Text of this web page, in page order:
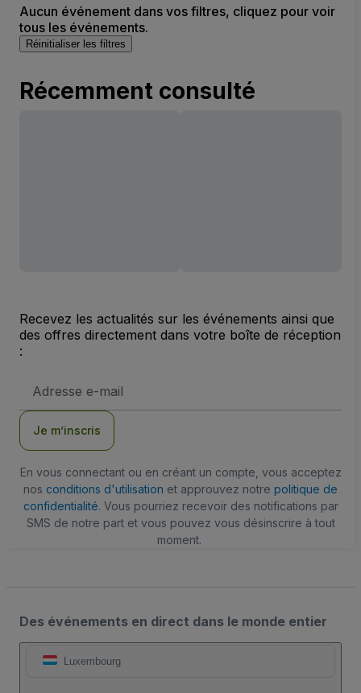
Aucun événement dans vos filtres, cliquez pour voir
tous les événements.
Réinitialiser les filtres
Récemment consulté
Recevez les actualités sur les événements ainsi que
des offres directement dans votre boîte de réception
:
e-
Je m’inscris
En vous connectant ou en créant un compte, vous acceptez
nos conditions d'utilisation et approuvez notre politique de
confidentialité. Vous pourriez recevoir des notifications par
SMS de notre part et vous pouvez vous désinscrire à tout
moment.
Des événements en direct dans le monde entier
Luxembourg